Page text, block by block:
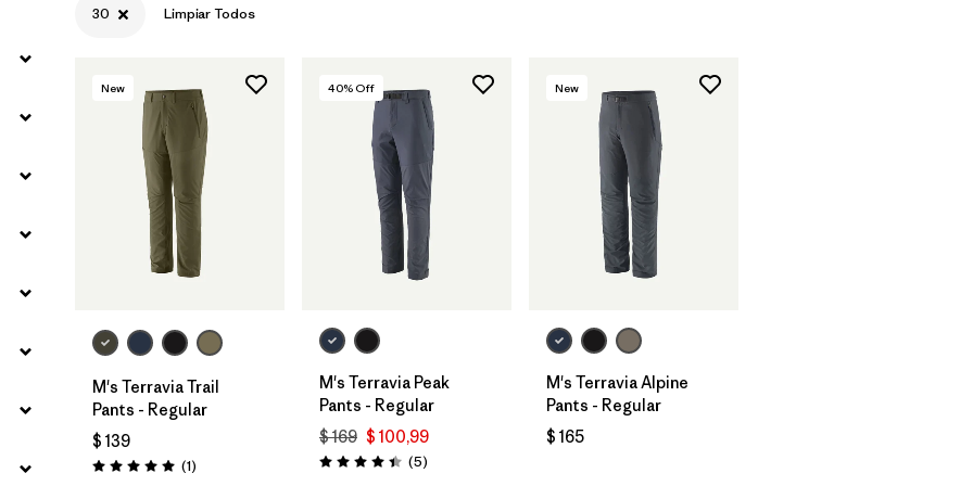
Filtrar por
Sport
Filtrar por
Gender
30 Limpiar Todos
New
M's Terravia Trail
Pants - Regular
$ 139
Valoración: 5.0 / 5
(1Comentarios
)
40% Off
M's Terravia Peak
Pants - Regular
$ 169 $ 100,99
Valoración: 4.4 / 5
(5Comentarios
)
New
M's Terravia Alpine
Pants - Regular
$ 165